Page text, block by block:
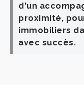
d'un
proximité,
immobiliers
avec succès.